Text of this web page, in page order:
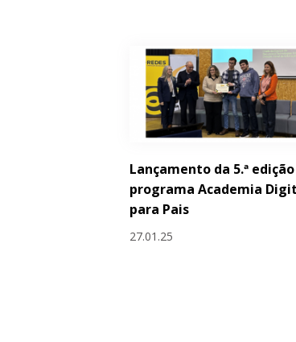
Lançamento da 5.ª
programa Academia
para Pais
27.01.25